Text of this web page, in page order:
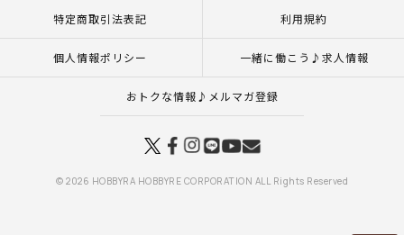
特定商取引法表記 利用規約
個人情報ポリシー 一緒に働こう♪求人情報
おトクな情報♪メルマガ登録
© 2026 HOBBYRA HOBBYRE CORPORATION ALL Rights Reserved